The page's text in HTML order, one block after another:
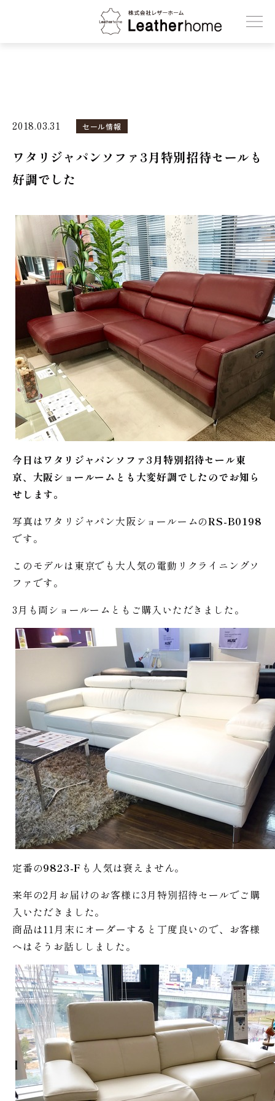
株式会社レザーホーム
2018.03.31 セール情報
ワタリジャパンソファ3月特別招待セールも
好調でした
今日はワタリジャパンソファ3月特別招待セール東
京、大阪ショールームとも大変好調でしたのでお知ら
せします。
写真はワタリジャパン大阪ショールームのRS-B0198
です。
このモデルは東京でも大人気の電動リクライニングソ
ファです。
3月も両ショールームともご購入いただきました。
定番の9823-F も人気は衰えません。
来年の2月お届けのお客様に3月特別招待セールでご購
入いただきました。
商品は11月末にオーダーすると丁度良いので、お客様
へはそうお話ししました。